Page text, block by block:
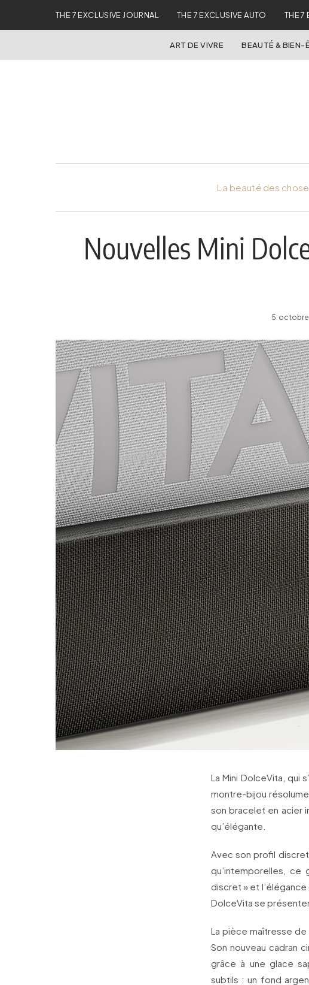
THE 7 EXCLUSIVE JOURNAL THE 7 EXCLUSIVE AUTO THE 7
ART DE VIVRE BEAUTÉ & BIEN-
La beauté des
Nouvelles Mini
5 octobre
La Mini DolceVita, qui
montre-bijou
son bracelet en acier
qu’élégante.
Avec son profil
qu’intemporelles,
discret » et
DolceVita se
La pièce maîtresse
Son nouveau cadran
grâce à une glace
subtils : un fond